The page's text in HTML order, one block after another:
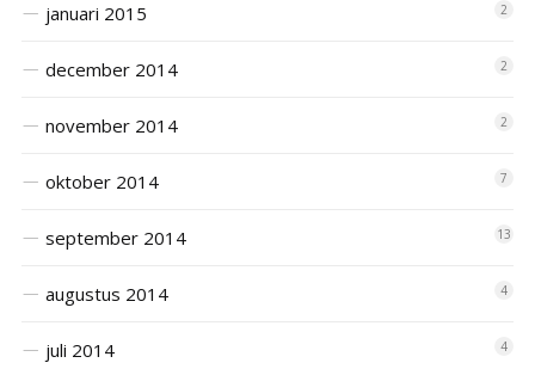
januari 2015 2
december 2014 2
november 2014 2
oktober 2014 7
september 2014 13
augustus 2014 4
juli 2014 4